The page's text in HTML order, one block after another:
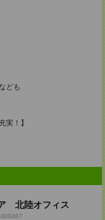
ども
実！】
北陸オフィス
300487